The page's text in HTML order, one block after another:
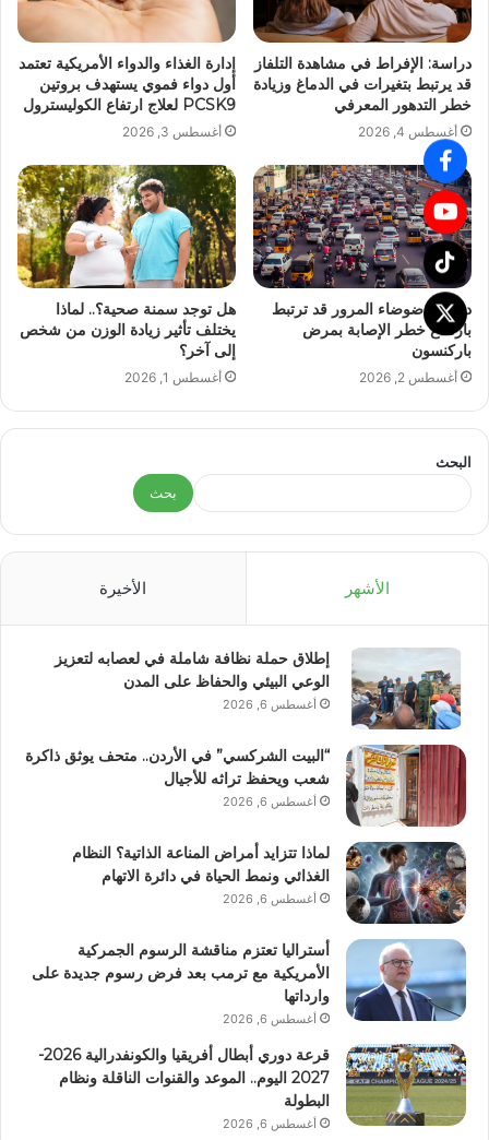
دراسة: الإفراط في مشاهدة التلفاز
قد يرتبط بتغيرات في الدماغ وزيادة
خطر التدهور المعرفي
أغسطس 4, 2026
إدارة الغذاء والدواء الأمريكية تعتمد
أول دواء فموي يستهدف بروتين
PCSK9 لعلاج ارتفاع الكوليسترول
أغسطس 3, 2026
دراسة: ضوضاء المرور قد ترتبط
بارتفاع خطر الإصابة بمرض
باركنسون
أغسطس 2, 2026
هل توجد سمنة صحية؟.. لماذا
يختلف تأثير زيادة الوزن من شخص
إلى آخر؟
أغسطس 1, 2026
البحث
بحث
الأشهر الأخيرة
إطلاق حملة نظافة شاملة في لعصابه لتعزيز
الوعي البيئي والحفاظ على المدن
أغسطس 6, 2026
“البيت الشركسي” في الأردن.. متحف يوثق ذاكرة
شعب ويحفظ تراثه للأجيال
أغسطس 6, 2026
لماذا تتزايد أمراض المناعة الذاتية؟ النظام
الغذائي ونمط الحياة في دائرة الاتهام
أغسطس 6, 2026
أستراليا تعتزم مناقشة الرسوم الجمركية
الأمريكية مع ترمب بعد فرض رسوم جديدة على
وارداتها
أغسطس 6, 2026
قرعة دوري أبطال أفريقيا والكونفدرالية 2026-
2027 اليوم.. الموعد والقنوات الناقلة ونظام
البطولة
أغسطس 6, 2026